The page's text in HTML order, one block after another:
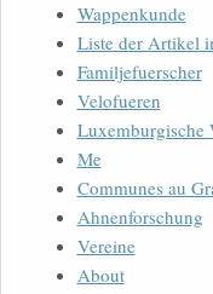
Wappenkunde
Liste der Artikel
Familjefuerscher
Velofueren
Luxemburgische
Me
Communes au
Ahnenforschung
Vereine
About